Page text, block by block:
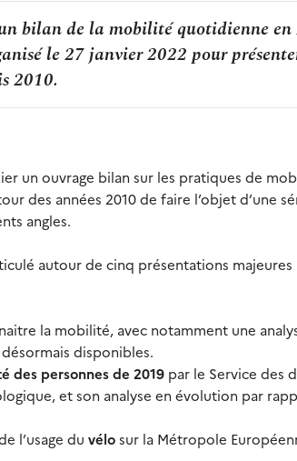
bilan de la mobilité quotidienne en
le 27 janvier 2022 pour
2010.
un ouvrage bilan sur les pratiques de
des années 2010 de faire l’objet d’une
angles.
autour de cinq présentations majeures
la mobilité, avec notamment une
disponibles.
des personnes de 2019 par le Service des
et son analyse en évolution par
l’usage du vélosur la Métropole